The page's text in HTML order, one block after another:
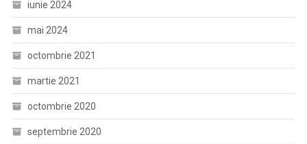
iunie 2024
mai 2024
octombrie 2021
martie 2021
octombrie 2020
septembrie 2020